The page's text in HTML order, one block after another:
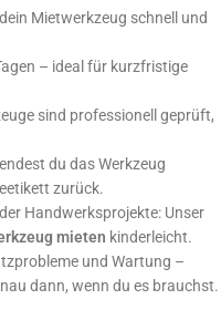
Mietwerkzeug schnell und
– ideal für kurzfristige
sind professionell geprüft,
du das Werkzeug
zurück.
Handwerksprojekte: Unser
mieten kinderleicht.
und Wartung –
dann, wenn du es brauchst.